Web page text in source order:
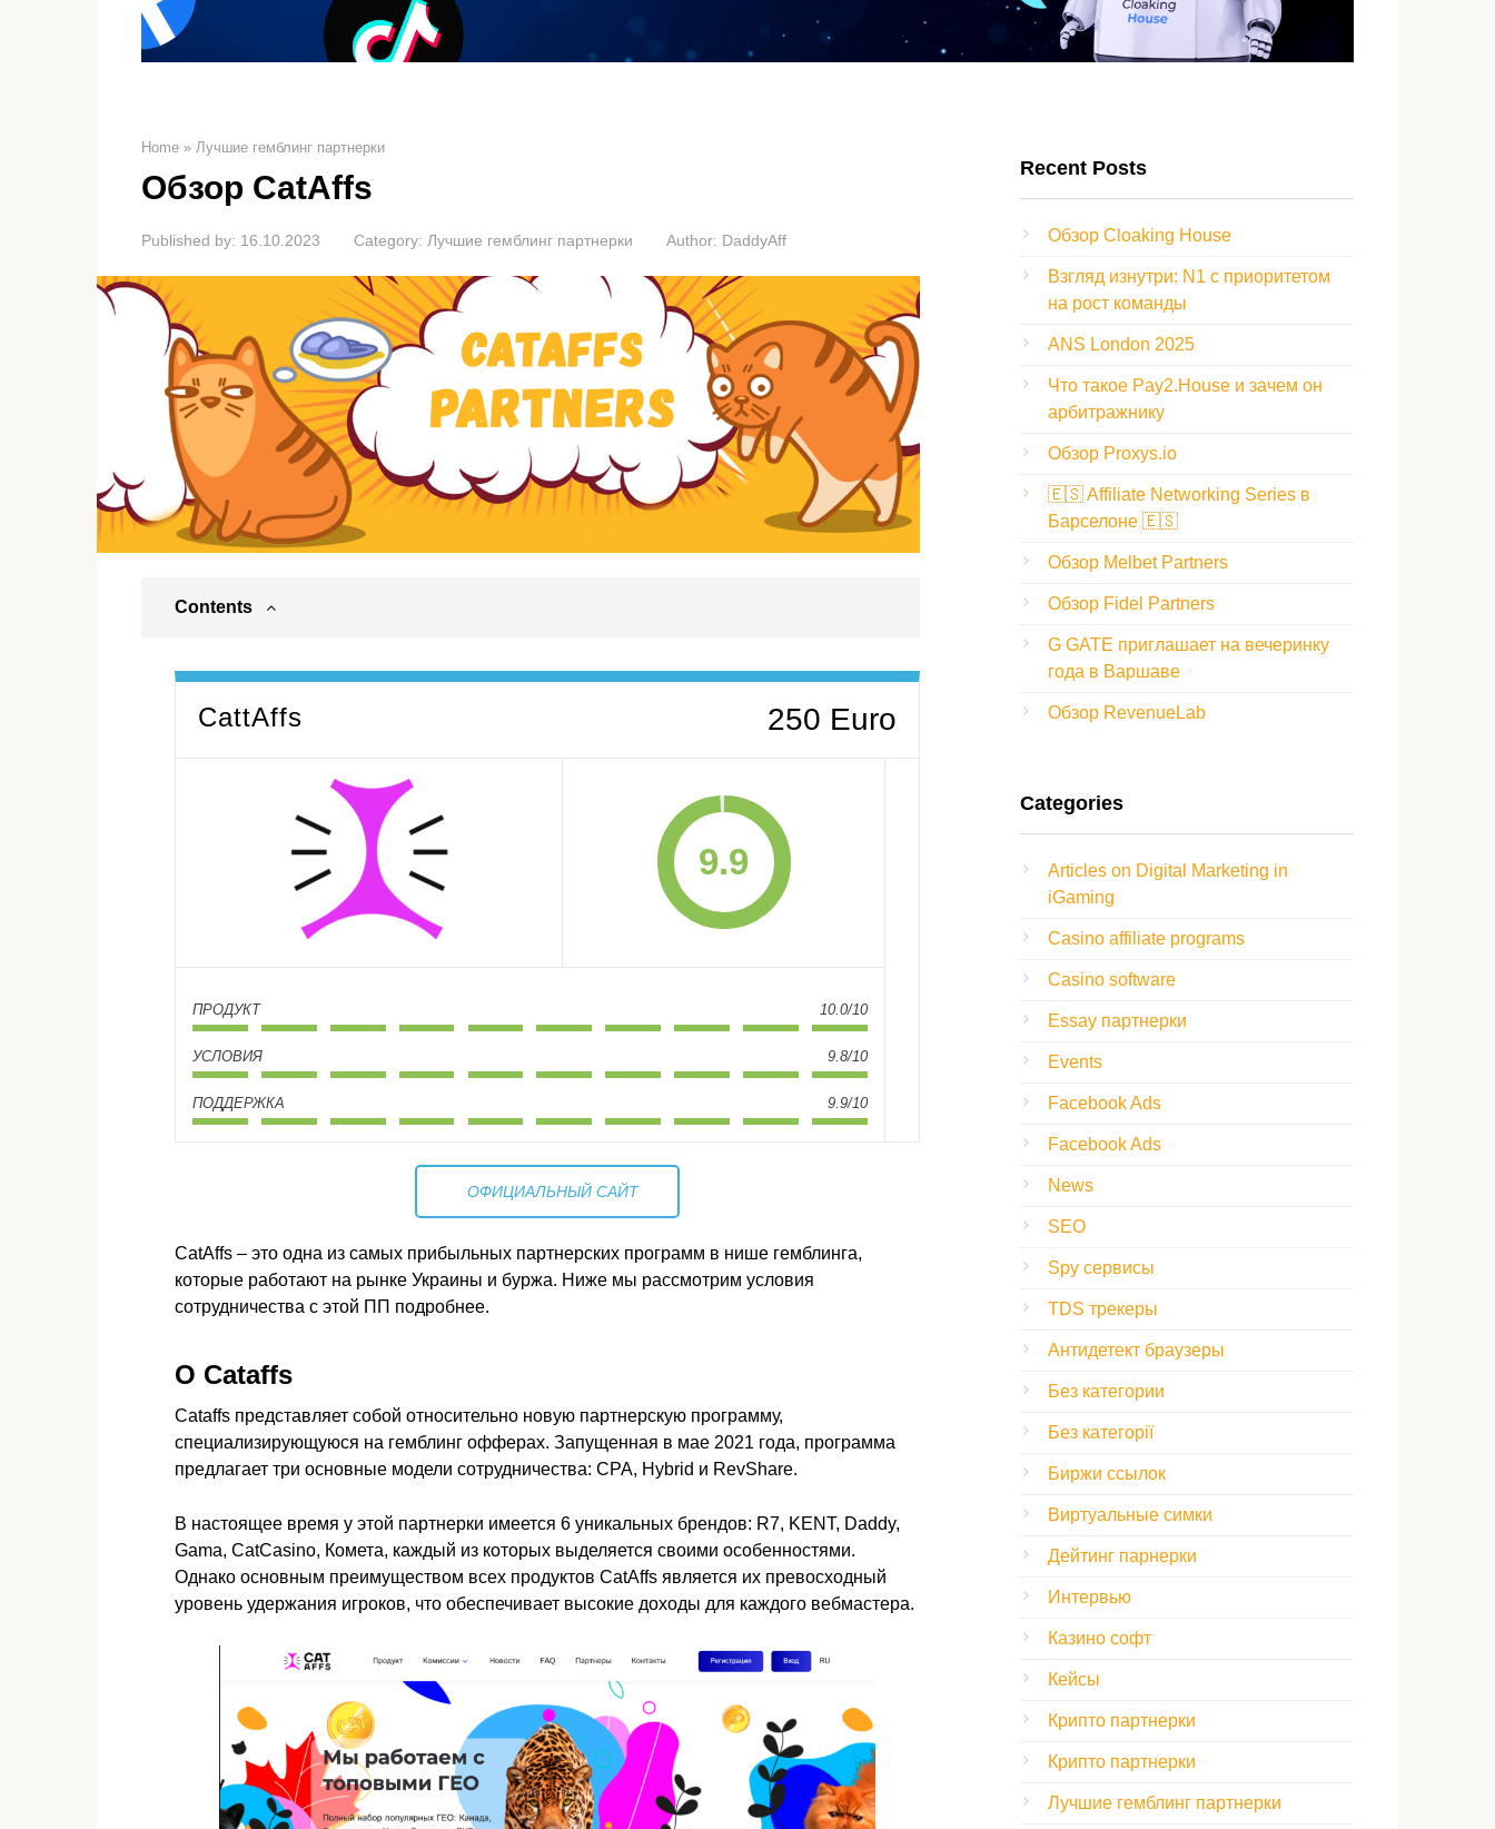
Home » Лучшие гемблинг партнерки
Обзор CatAffs
Published by: 16.10.2023 Category: Лучшие гемблинг партнерки Author: DaddyAff
Contents
CattAffs 250 Euro
9.9
ПРОДУКТ 10.0/10
УСЛОВИЯ 9.8/10
ПОДДЕРЖКА 9.9/10
ОФИЦИАЛЬНЫЙ САЙТ
CatAffs – это одна из самых прибыльных партнерских программ в нише гемблинга,
которые работают на рынке Украины и буржа. Ниже мы рассмотрим условия
сотрудничества с этой ПП подробнее.
О Cataffs
Cataffs представляет собой относительно новую партнерскую программу,
специализирующуюся на гемблинг офферах. Запущенная в мае 2021 года, программа
предлагает три основные модели сотрудничества: CPA, Hybrid и RevShare.
В настоящее время у этой партнерки имеется 6 уникальных брендов: R7, KENT, Daddy,
Gama, CatCasino, Комета, каждый из которых выделяется своими особенностями.
Однако основным преимуществом всех продуктов CatAffs является их превосходный
уровень удержания игроков, что обеспечивает высокие доходы для каждого вебмастера.
Recent Posts
Обзор Cloaking House
Взгляд изнутри: N1 с приоритетом
на рост команды
ANS London 2025
Что такое Pay2.House и зачем он
арбитражнику
Обзор Proxys.io
🇪🇸 Affiliate Networking Series в
Барселоне 🇪🇸
Обзор Melbet Partners
Обзор Fidel Partners
G GATE приглашает на вечеринку
года в Варшаве
Обзор RevenueLab
Categories
Articles on Digital Marketing in
iGaming
Casino affiliate programs
Casino software
Essay партнерки
Events
Facebook Ads
Facebook Ads
News
SEO
Spy сервисы
TDS трекеры
Антидетект браузеры
Без категории
Без категорії
Биржи ссылок
Виртуальные симки
Дейтинг парнерки
Интервью
Казино софт
Кейсы
Крипто партнерки
Крипто партнерки
Лучшие гемблинг партнерки